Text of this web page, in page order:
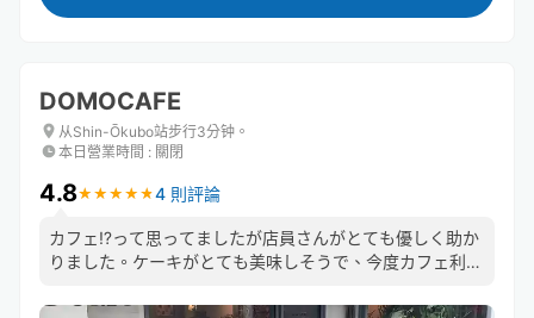
DOMOCAFE
从Shin-Ōkubo站步行3分钟。
本日營業時間 : 關閉
4.8★ ★ ★ ★ ★
★ ★ ★ ★ ★ 4 則評論
カフェ⁉️って思ってましたが店員さんがとても優しく助か
りました。ケーキがとても美味しそうで、今度カフェ利用